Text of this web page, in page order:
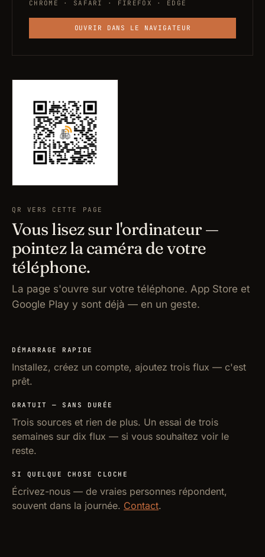
CHROME · SAFARI · FIREFOX · EDGE
OUVRIR DANS LE NAVIGATEUR
QR VERS CETTE PAGE
Vous lisez sur l'ordinateur —
pointez la caméra de votre
téléphone.
La page s'ouvre sur votre téléphone. App Store et
Google Play y sont déjà — en un geste.
DÉMARRAGE RAPIDE
Installez, créez un compte, ajoutez trois flux — c'est
prêt.
GRATUIT — SANS DURÉE
Trois sources et rien de plus. Un essai de trois
semaines sur dix flux — si vous souhaitez voir le
reste.
SI QUELQUE CHOSE CLOCHE
Écrivez-nous — de vraies personnes répondent,
souvent dans la journée. Contact.